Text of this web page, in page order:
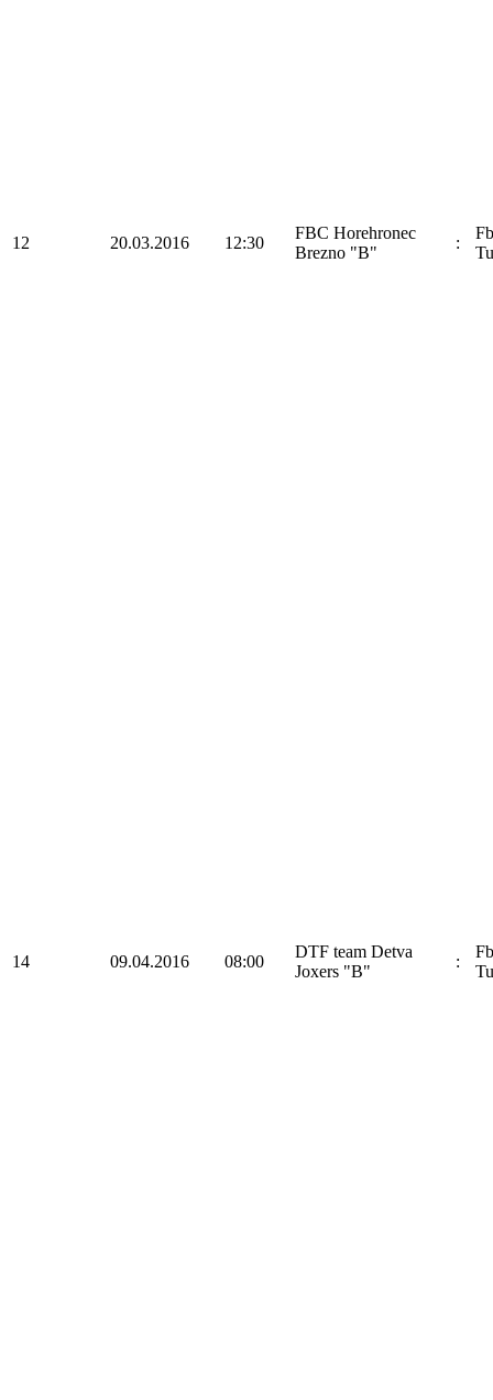
12 20.03.2016 12:30
FBC Horehronec
Brezno "B"
:
14 09.04.2016 08:00
DTF team Detva
Joxers "B"
: